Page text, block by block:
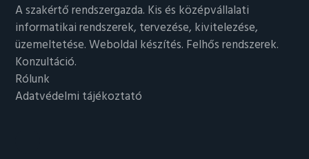
A szakértő rendszergazda. Kis és középvállalati
informatikai rendszerek, tervezése, kivitelezése,
üzemeltetése. Weboldal készítés. Felhős rendszerek.
Konzultáció.
Rólunk
Adatvédelmi tájékoztató